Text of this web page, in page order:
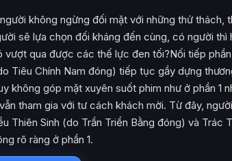
không ngừng đối mặt với những thử thách,
sẽ lựa chọn đối kháng đến cùng, có người thì
qua được các thế lực đen tối?Nối tiếp phần
Tiêu Chính Nam đóng) tiếp tục gầy dựng
không góp mặt xuyên suốt phim như ở phần 1
tham gia với tư cách khách mời. Từ đây,
Thiên Sinh (do Trần Triển Bằng đóng) và Trác
rõ ràng ở phần 1.